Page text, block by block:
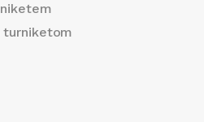
turniketom